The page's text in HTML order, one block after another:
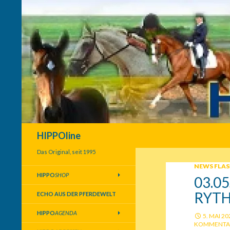
HIPPOline
NEWS
5. MAI
Das Original, seit 1995
HIPPOSHOP
ECHO AUS DER PFERDEWELT
HIPPOAGENDA